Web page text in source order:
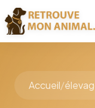
Accueil/